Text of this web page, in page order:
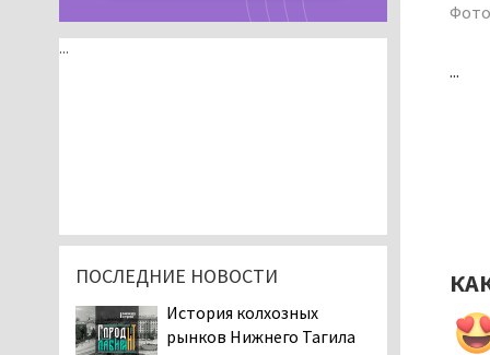
...
...
ПОСЛЕДНИЕ НОВОСТИ
История колхозных
рынков Нижнего Тагила